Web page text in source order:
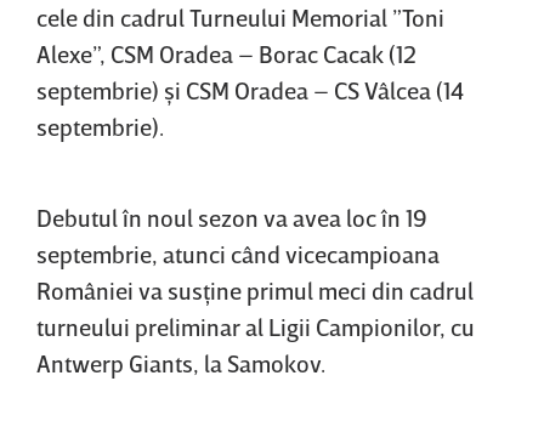
cele din cadrul Turneului Memorial ”Toni
Alexe”, CSM Oradea – Borac Cacak (12
septembrie) şi CSM Oradea – CS Vâlcea (14
septembrie).
Debutul în noul sezon va avea loc în 19
septembrie, atunci când vicecampioana
României va susţine primul meci din cadrul
turneului preliminar al Ligii Campionilor, cu
Antwerp Giants, la Samokov.